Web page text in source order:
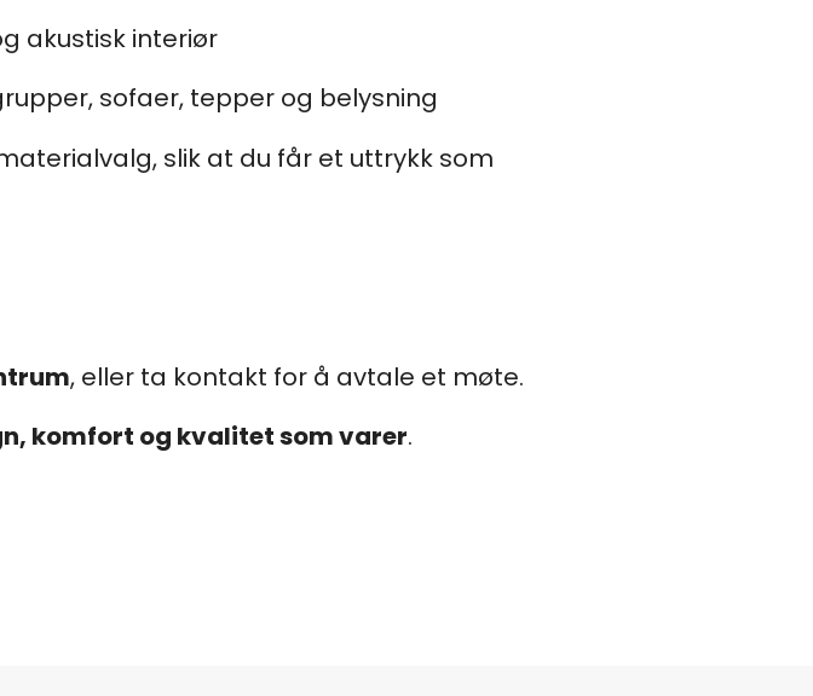
akustisk interiør
sofaer, tepper og belysning
slik at du får et uttrykk som
, eller ta kontakt for å avtale et møte.
komfort og kvalitet som varer.